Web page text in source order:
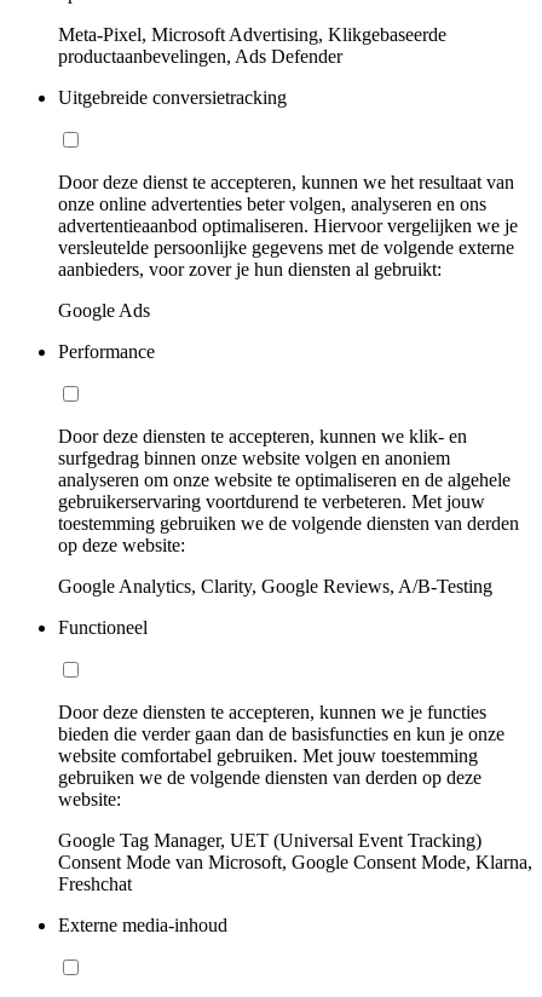
Meta-Pixel, Microsoft Advertising, Klikgebaseerde
productaanbevelingen, Ads Defender
Uitgebreide conversietracking
Door deze dienst te accepteren, kunnen we het resultaat van
onze online advertenties beter volgen, analyseren en ons
advertentieaanbod optimaliseren. Hiervoor vergelijken we je
versleutelde persoonlijke gegevens met de volgende externe
aanbieders, voor zover je hun diensten al gebruikt:
Google Ads
Performance
Door deze diensten te accepteren, kunnen we klik- en
surfgedrag binnen onze website volgen en anoniem
analyseren om onze website te optimaliseren en de algehele
gebruikerservaring voortdurend te verbeteren. Met jouw
toestemming gebruiken we de volgende diensten van derden
op deze website:
Google Analytics, Clarity, Google Reviews, A/B-Testing
Functioneel
Door deze diensten te accepteren, kunnen we je functies
bieden die verder gaan dan de basisfuncties en kun je onze
website comfortabel gebruiken. Met jouw toestemming
gebruiken we de volgende diensten van derden op deze
website:
Google Tag Manager, UET (Universal Event Tracking)
Consent Mode van Microsoft, Google Consent Mode, Klarna,
Freshchat
Externe media-inhoud